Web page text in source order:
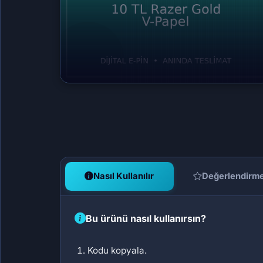
Nasıl Kullanılır
Bu ürünü nasıl kullanırsın?
Kodu kopyala.